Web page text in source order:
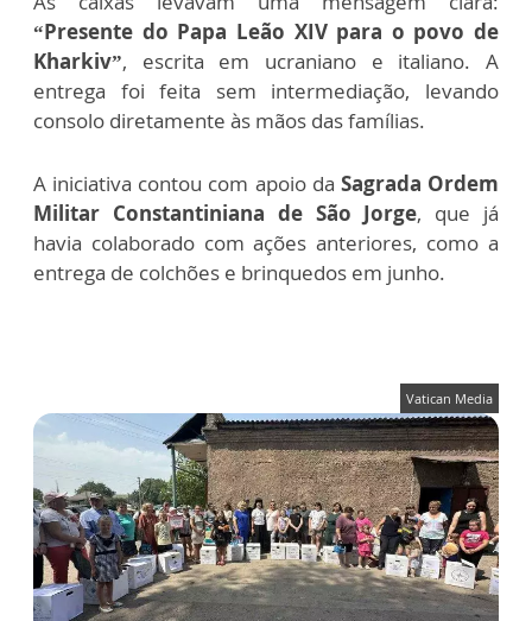
“Presente do Papa Leão XIV para o povo de
Kharkiv”, escrita em ucraniano e italiano. A
entrega foi feita sem intermediação, levando
consolo diretamente às mãos das famílias.
A iniciativa contou com apoio da Sagrada Ordem
Militar Constantiniana de São Jorge, que já
havia colaborado com ações anteriores, como a
entrega de colchões e brinquedos em junho.
Vatican Media